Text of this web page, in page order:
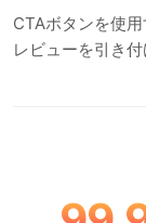
CTAボタンを使
レビューを引き